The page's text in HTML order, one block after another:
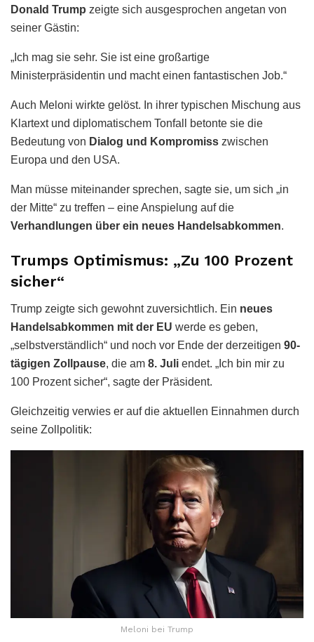
Donald Trump zeigte sich ausgesprochen angetan von
seiner Gästin:
„Ich mag sie sehr. Sie ist eine großartige
Ministerpräsidentin und macht einen fantastischen Job.“
Auch Meloni wirkte gelöst. In ihrer typischen Mischung aus
Klartext und diplomatischem Tonfall betonte sie die
Bedeutung von Dialog und Kompromiss zwischen
Europa und den USA.
Man müsse miteinander sprechen, sagte sie, um sich „in
der Mitte“ zu treffen – eine Anspielung auf die
Verhandlungen über ein neues Handelsabkommen.
Trumps Optimismus: „Zu 100 Prozent
sicher“
Trump zeigte sich gewohnt zuversichtlich. Ein neues
Handelsabkommen mit der EU werde es geben,
„selbstverständlich“ und noch vor Ende der derzeitigen 90-
tägigen Zollpause, die am 8. Juli endet. „Ich bin mir zu
100 Prozent sicher“, sagte der Präsident.
Gleichzeitig verwies er auf die aktuellen Einnahmen durch
seine Zollpolitik:
Meloni bei Trump